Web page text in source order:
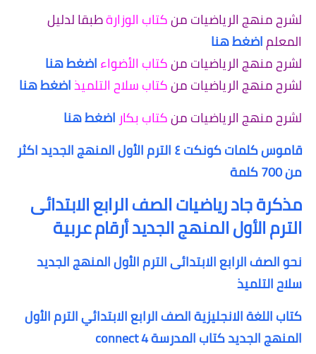
لشرح منهج الرياضيات منكتاب الوزارةطبقا لدليل
المعلماضغط هنا
لشرح منهج الرياضيات منكتاب الأضواءاضغط هنا
لشرح منهج الرياضيات منكتاب سلاح التلميذاضغط هنا
لشرح منهج الرياضيات منكتاب بكار اضغط هنا
قاموس كلمات كونكت ٤ الترم الأول المنهج الجديد اكثر
من 700 كلمة
مذكرة جاد رياضيات الصف الرابع الابتدائى
الترم الأول المنهج الجديد أرقام عربية
نحو الصف الرابع الابتدائى الترم الأول المنهج الجديد
سلاح التلميذ
كتاب اللغة الانجليزية الصف الرابع الابتدائي الترم الأول
المنهج الجديد كتاب المدرسة connect 4